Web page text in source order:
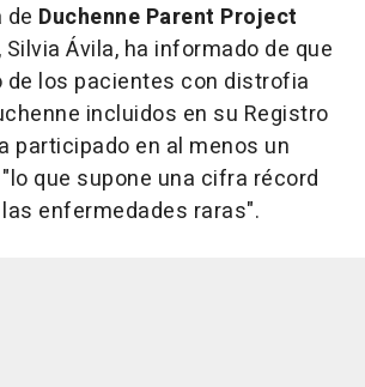
de Duchenne Parent Project
Silvia Ávila, ha informado de que
de los pacientes con distrofia
incluidos en su Registro
participado en al menos un
que supone una cifra récord
enfermedades raras".